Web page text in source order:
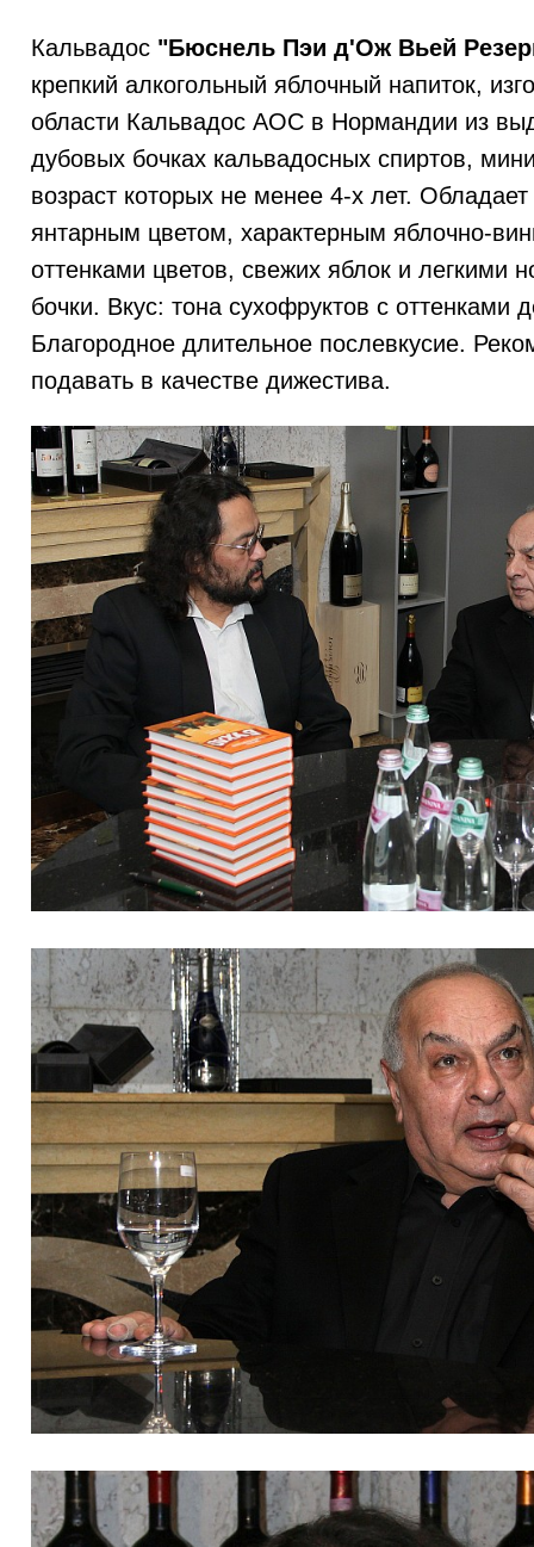
Кальвадос "Бюснель Пэи д'Ож Вьей
крепкий алкогольный яблочный напиток,
области Кальвадос АОС в Нормандии из
дубовых бочках кальвадосных спиртов,
возраст которых не менее 4-х лет.
янтарным цветом, характерным яблочно-
оттенками цветов, свежих яблок и легкими
бочки. Вкус: тона сухофруктов с оттенками
Благородное длительное послевкусие.
подавать в качестве дижестива.